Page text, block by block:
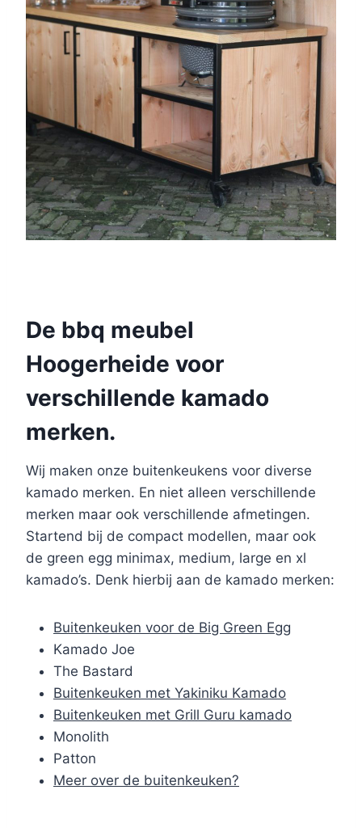
De bbq meubel
Hoogerheide voor
verschillende kamado
merken.
Wij maken onze buitenkeukens voor diverse
kamado merken. En niet alleen verschillende
merken maar ook verschillende afmetingen.
Startend bij de compact modellen, maar ook
de green egg minimax, medium, large en xl
kamado’s. Denk hierbij aan de kamado merken:
Buitenkeuken voor de Big Green Egg
Kamado Joe
The Bastard
Buitenkeuken met Yakiniku Kamado
Buitenkeuken met Grill Guru kamado
Monolith
Patton
Meer over de buitenkeuken?